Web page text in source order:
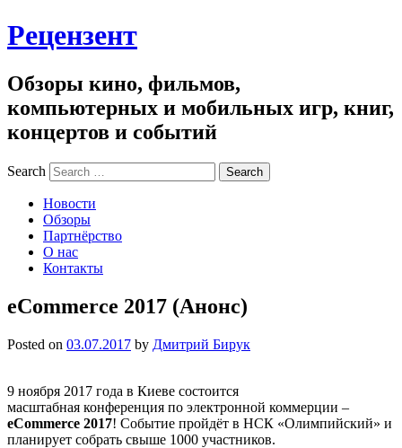
Рецензент
Обзоры кино, фильмов,
компьютерных и мобильных игр, книг,
концертов и событий
Search
Новости
Обзоры
Партнёрство
О нас
Контакты
eCommerce 2017 (Анонс)
Posted on 03.07.2017 by Дмитрий Бирук
9 ноября 2017 года в Киеве состоится
масштабная конференция по электронной коммерции –
eCommerce 2017! Событие пройдёт в НСК «Олимпийский» и
планирует собрать свыше 1000 участников.